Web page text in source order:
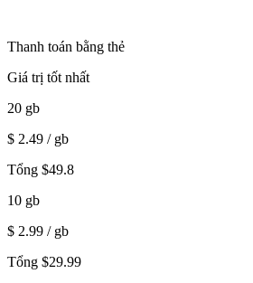
Thanh toán bằng thẻ
Giá trị tốt nhất
20 gb
$ 2.49 / gb
Tổng $49.8
10 gb
$ 2.99 / gb
Tổng $29.99